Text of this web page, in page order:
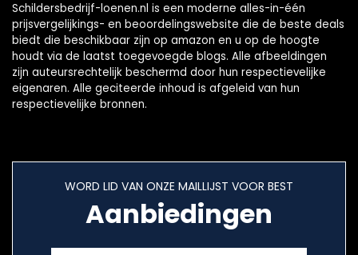
Schildersbedrijf-loenen.nl is een moderne alles-in-één
prijsvergelijkings- en beoordelingswebsite die de beste deals
biedt die beschikbaar zijn op amazon en u op de hoogte
houdt via de laatst toegevoegde blogs. Alle afbeeldingen
zijn auteursrechtelijk beschermd door hun respectievelijke
eigenaren. Alle geciteerde inhoud is afgeleid van hun
respectievelijke bronnen.
WORD LID VAN ONZE MAILLIJST VOOR BEST
Aanbiedingen